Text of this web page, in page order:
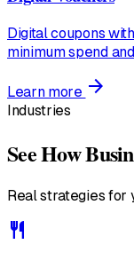
Digital coupons
minimum spend
Learn more arrow_forward
Industries
See How
Real strategies for
restaurant